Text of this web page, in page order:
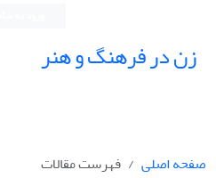
زن در فرهنگ و هنر
صفحه اصلی
فهرست مقالات